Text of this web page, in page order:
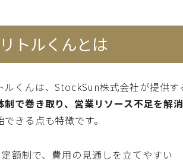
トルくんとは
ルくんは、StockSun株式会社が提供す
制で巻き取り、営業リソース不足を解
できる点も特徴です。
定額制で、費用の見通しを立てやすい